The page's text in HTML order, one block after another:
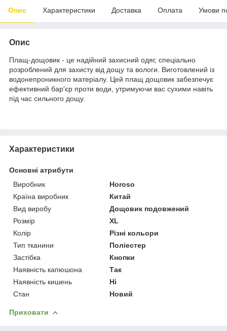
Опис Характеристики Доставка Оплата Умови
Опис
Плащ-дощовик - це надійний захисний одяг, спеціально
розроблений для захисту від дощу та вологи. Виготовлений із
водонепроникного матеріалу. Цей плащ дощовик забезпечує
ефективний бар'єр проти води, утримуючи вас сухими навіть
під час сильного дощу.
Характеристики
Основні атрибути
Виробник
Horoso
Країна виробник
Китай
Вид виробу
Дощовик подовжений
Розмір
XL
Колір
Різні кольори
Тип тканини
Поліестер
Застібка
Кнопки
Наявність капюшона
Так
Наявність кишень
Ні
Стан
Новий
Приховати